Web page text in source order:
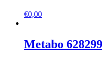
€0,00
Metabo